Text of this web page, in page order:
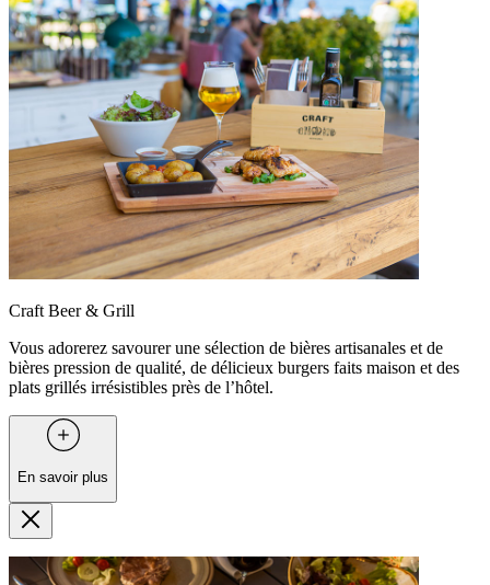
Craft Beer & Grill
Vous adorerez savourer une sélection de bières artisanales et de
bières pression de qualité, de délicieux burgers faits maison et des
plats grillés irrésistibles près de l’hôtel.
En savoir plus